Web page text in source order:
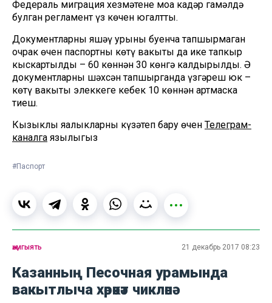
Федераль миграция хезмәтенең моңа кадәр гамәлдә
булган регламент үз көчен югалтты.
Документларны яшәү урыны буенча тапшырмаган
очрак өчен паспортны көтү вакыты да ике тапкыр
кыскартылды – 60 көннән 30 көнгә калдырылды. Ә
документларны шәхсән тапшырганда үзгәреш юк –
көтү вакыты элеккеге кебек 10 көннән артмаска
тиеш.
Кызыклы яңалыкларны күзәтеп бару өчен Телеграм-
каналга язылыгыз
#Паспорт
җәмгыять 21 декабрь 2017 08:23
Казанның Песочная урамында
вакытлыча хәрәкәт чикләнә